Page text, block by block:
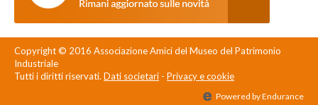
Copyright © 2016 Associazione Amici del Museo del Patrimonio
Industriale
Tutti i diritti riservati. Dati societari - Privacy e cookie
Powered by Endurance